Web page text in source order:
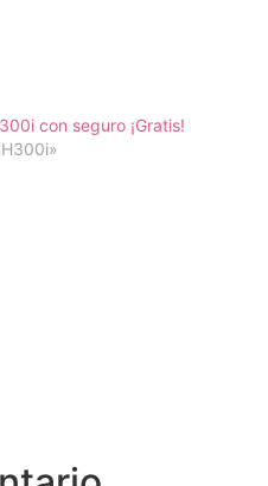
con seguro ¡Gratis!